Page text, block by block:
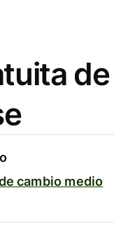
de
cambio medio